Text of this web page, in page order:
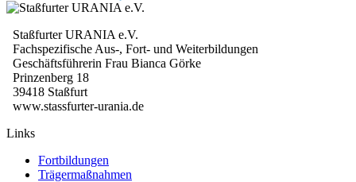
Staßfurter URANIA e.V.
Fachspezifische Aus-, Fort- und Weiterbildungen
Geschäftsführerin Frau Bianca Görke
Prinzenberg 18
39418 Staßfurt
www.stassfurter-urania.de
Links
Fortbildungen
Trägermaßnahmen